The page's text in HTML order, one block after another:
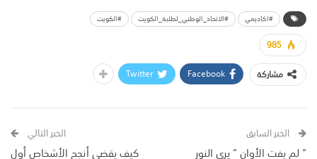
#اكاديمي #الاتحاد_الوطني_لطلبة_الكويت #الكويت
985
مشاركة
Facebook
Twitter
الخبر السابق الخبر التالي
كيف يقضى أنجح الأشخاص أول